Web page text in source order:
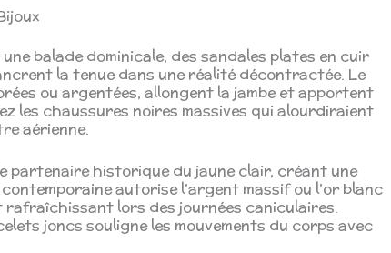
balade dominicale, des sandales plates en cuir
la tenue dans une réalité décontractée. Le
ou argentées, allongent la jambe et apportent
les chaussures noires massives qui alourdiraient
aérienne.
partenaire historique du jaune clair, créant une
autorise l’argent massif ou l’or blanc
lors des journées caniculaires.
joncs souligne les mouvements du corps avec